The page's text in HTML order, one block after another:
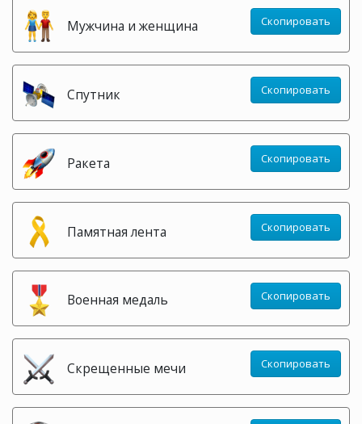
Мужчина и женщина Скопировать
Спутник Скопировать
Ракета Скопировать
Памятная лента Скопировать
Военная медаль Скопировать
Скрещенные мечи Скопировать